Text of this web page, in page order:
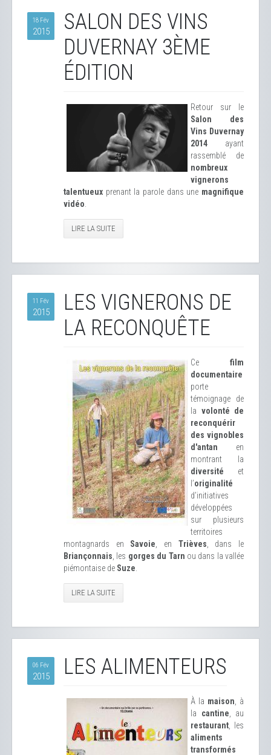
18 Fév
2015
SALON DES VINS
DUVERNAY 3ÈME
ÉDITION
Retour sur le
Salon des
Vins Duvernay
2014 ayant
rassemblé de
nombreux
vignerons
talentueux prenant la parole dans une magnifique
vidéo
LIRE LA SUITE
11 Fév
2015
LES VIGNERONS DE
LA RECONQUÊTE
Ce film
documentaire
porte
témoignage de
la volonté de
reconquérir
des vignobles
d'antan en
montrant la
diversité et
l’originalité
d’initiatives
développées
sur plusieurs
territoires
montagnards en Savoie , en Trièves , dans le
Briançonnais , les gorges du Tarn ou dans la vallée
piémontaise de Suze
LIRE LA SUITE
06 Fév
2015 LES ALIMENTEURS
À la maison , à
la cantine , au
restaurant , les
aliments
transformés